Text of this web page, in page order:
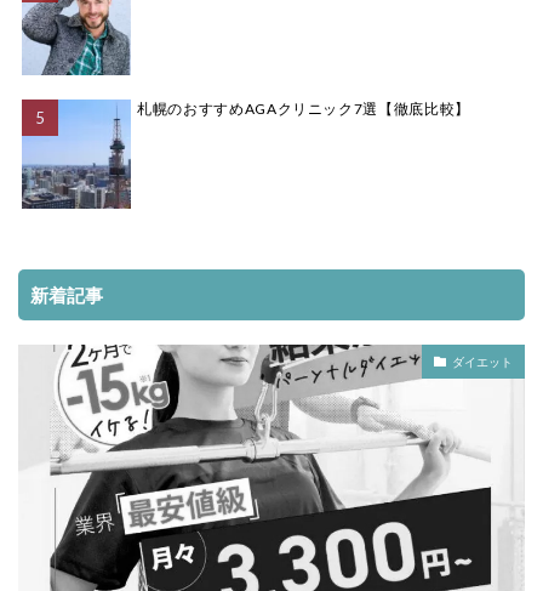
札幌のおすすめAGAクリニック7選【徹底比較】
新着記事
ダイエット